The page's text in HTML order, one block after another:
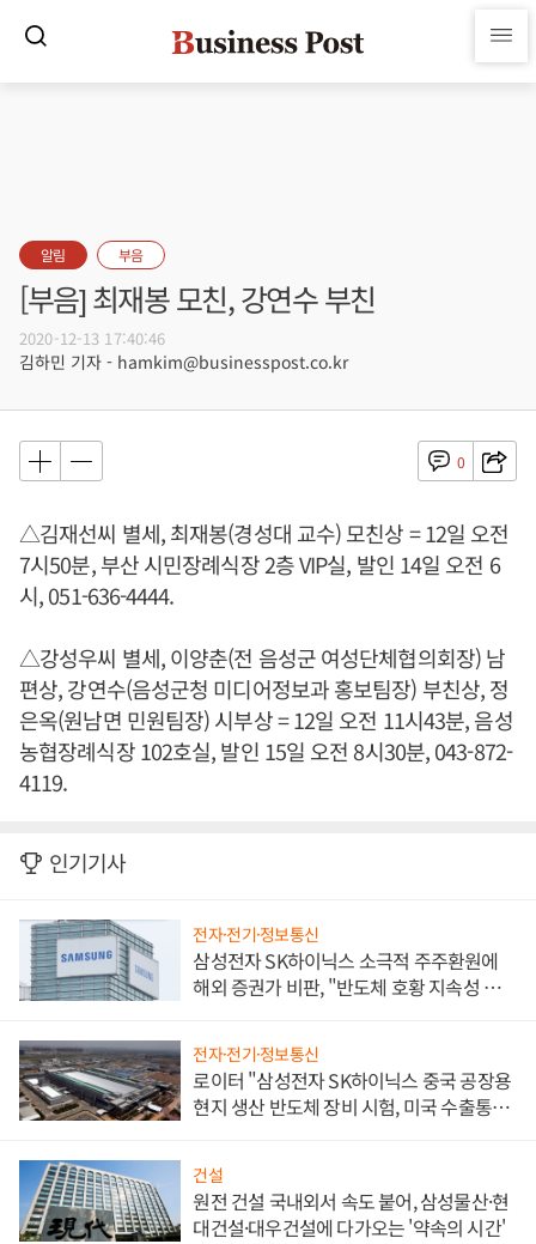
알림 부음
[부음] 최재봉 모친, 강연수 부친
2020-12-13 17:40:46
김하민 기자 - hamkim@businesspost.co.kr
0
△김재선씨 별세, 최재봉(경성대 교수) 모친상 = 12일 오전
7시50분, 부산 시민장례식장 2층 VIP실, 발인 14일 오전 6
시, 051-636-4444.
△강성우씨 별세, 이양춘(전 음성군 여성단체협의회장) 남
편상, 강연수(음성군청 미디어정보과 홍보팀장) 부친상, 정
은옥(원남면 민원팀장) 시부상 = 12일 오전 11시43분, 음성
농협장례식장 102호실, 발인 15일 오전 8시30분, 043-872-
4119.
인기기사
전자·전기·정보통신
삼성전자 SK하이닉스 소극적 주주환원에
해외 증권가 비판, "반도체 호황 지속성 의
전자·전기·정보통신
로이터 "삼성전자 SK하이닉스 중국 공장용
현지 생산 반도체 장비 시험, 미국 수출통제
건설
원전 건설 국내외서 속도 붙어, 삼성물산·현
대건설·대우건설에 다가오는 '약속의 시간'